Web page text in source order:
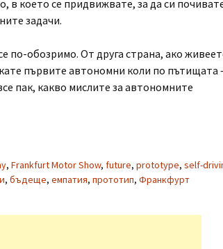
в което се придвижвате, за да си
задачи.
по-обозримо. От друга страна, ако
първите автономни коли по пътищата
пак, какво мислите за автономните
, Frankfurt Motor Show, future, prototype, self-
, бъдеще, емпатия, прототип, Франкфурт